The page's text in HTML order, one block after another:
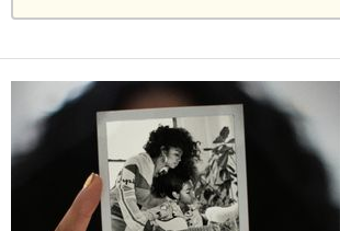
музыке начала 2000-х.